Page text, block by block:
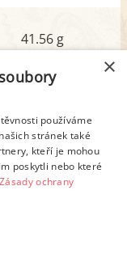
41.56 g
1.17 g
3.00 g
0.43 g
×
používáme
stránek také
kteří je mohou
poskytli nebo které
Zásady ochrany